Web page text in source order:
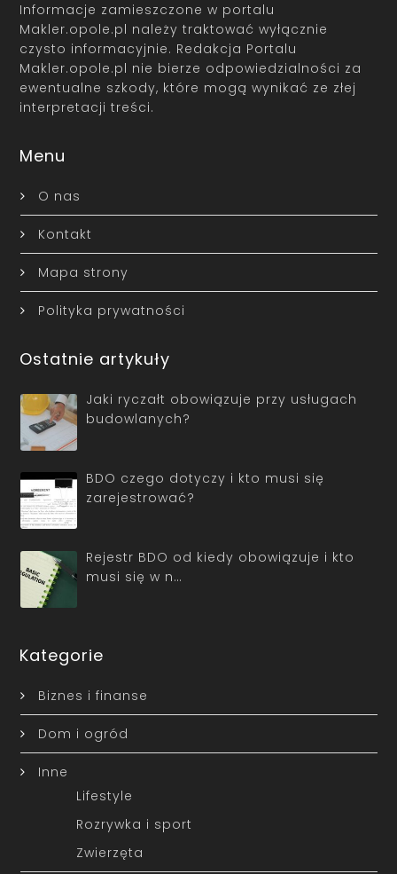
Informacje zamieszczone w portalu
Makler.opole.pl należy traktować wyłącznie
czysto informacyjnie. Redakcja Portalu
Makler.opole.pl nie bierze odpowiedzialności za
ewentualne szkody, które mogą wynikać ze złej
interpretacji treści.
Menu
O nas
Kontakt
Mapa strony
Polityka prywatności
Ostatnie artykuły
Jaki ryczałt obowiązuje przy usługach
budowlanych?
BDO czego dotyczy i kto musi się
zarejestrować?
Rejestr BDO od kiedy obowiązuje i kto
musi się w n…
Kategorie
Biznes i finanse
Dom i ogród
Inne
Lifestyle
Rozrywka i sport
Zwierzęta